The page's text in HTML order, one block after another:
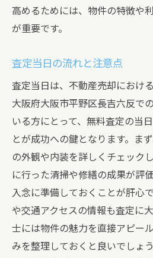
高めるためには、物件の特徴や
が重要です。
査定当日の流れと注意点
査定当日は、不動産売却におけ
大阪府大阪市平野区長吉六反で
いる方にとって、無料査定の当
とが成功への鍵となります。ま
の外観や内装を詳しくチェック
に行った清掃や修繕の成果が評
入念に準備しておくことが肝心
や交通アクセスの情報も査定に
士には物件の魅力を直接アピー
みを整理しておくと良いでしょ